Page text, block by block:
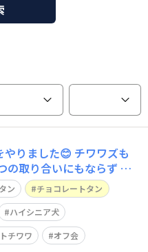
た😊 チワワズも
の取り合いにもならず 穏
は１８歳ww 初めて
ルフの同胎の弟『おう
ン
チョコレートタン
ハイシニア犬
チワワ オフ会